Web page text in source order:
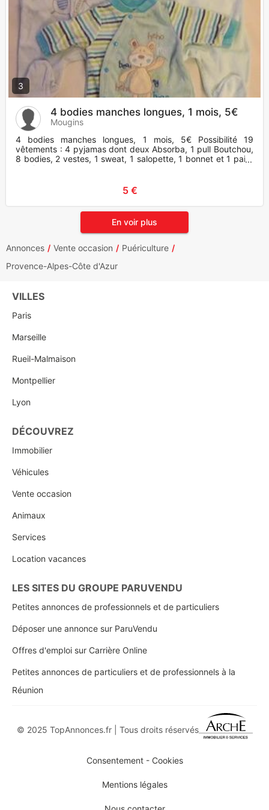
3
4 bodies manches longues, 1 mois, 5€
Mougins
4 bodies manches longues, 1 mois, 5€ Possibilité 19
vêtements : 4 pyjamas dont deux Absorba, 1 pull Boutchou,
8 bodies, 2 vestes, 1 sweat, 1 salopette, 1 bonnet et 1 paire
de chau
5 €
En voir plus
Annonces Vente occasion
Puériculture
Provence-Alpes-Côte d'Azur
VILLES
Paris
Marseille
Rueil-Malmaison
Montpellier
Lyon
DÉCOUVREZ
Immobilier
Véhicules
Vente occasion
Animaux
Services
Location vacances
LES SITES DU GROUPE PARUVENDU
Petites annonces de professionnels et de particuliers
Déposer une annonce sur ParuVendu
Offres d'emploi sur Carrière Online
Petites annonces de particuliers et de professionnels à la
Réunion
© 2025 TopAnnonces.fr | Tous droits réservés
Consentement - Cookies
Mentions légales